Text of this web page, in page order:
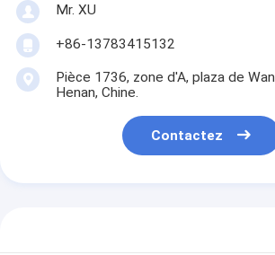
Mr. XU
+86-13783415132
Pièce 1736, zone d'A, plaza de
Henan, Chine.
Contactez